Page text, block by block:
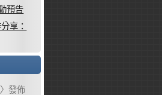
預告
享：
〉發佈